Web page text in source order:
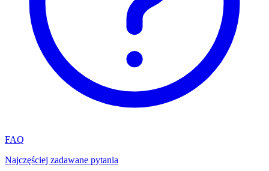
FAQ
Najczęściej zadawane pytania